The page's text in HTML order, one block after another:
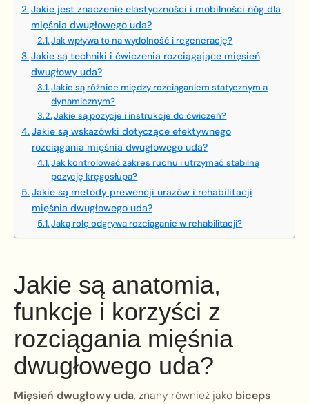
Jakie jest znaczenie elastyczności i mobilności nóg dla
mięśnia dwugłowego uda?
Jak wpływa to na wydolność i regenerację?
Jakie są techniki i ćwiczenia rozciągające mięsień
dwugłowy uda?
Jakie są różnice między rozciąganiem statycznym a
dynamicznym?
Jakie są pozycje i instrukcje do ćwiczeń?
Jakie są wskazówki dotyczące efektywnego
rozciągania mięśnia dwugłowego uda?
Jak kontrolować zakres ruchu i utrzymać stabilną
pozycję kręgosłupa?
Jakie są metody prewencji urazów i rehabilitacji
mięśnia dwugłowego uda?
Jaką rolę odgrywa rozciąganie w rehabilitacji?
Jakie są anatomia,
funkcje i korzyści z
rozciągania mięśnia
dwugłowego uda?
Mięsień dwugłowy uda, znany również jako biceps